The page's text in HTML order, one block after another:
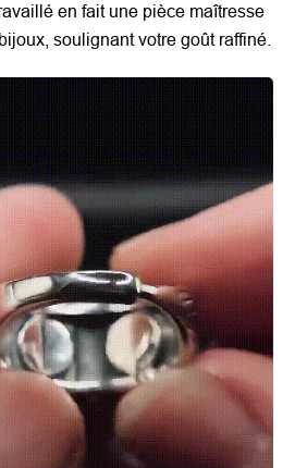
en fait une pièce maîtresse
soulignant votre goût raffiné.